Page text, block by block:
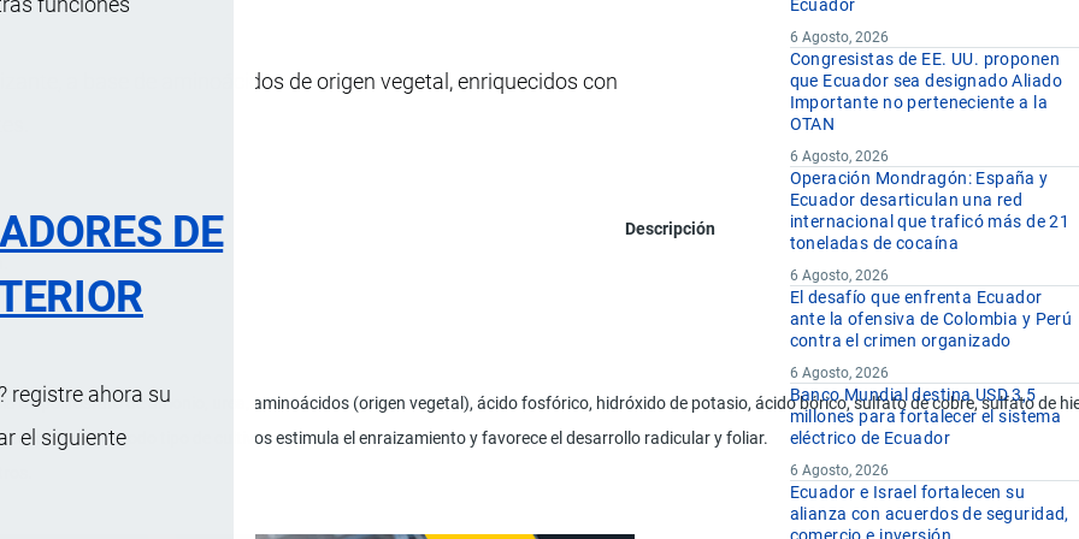
DE
registre ahora su
el siguiente
a base de aminoácidos de origen vegetal, enriquecidos con
Descripción
de polifosfato de amonio, urea, aminoácidos (origen vegetal), ácido fosfórico, hidróxido de potasio, ácido bórico, sulfato de cobre, sulfato de
para todo tipo de cultivos estimula el enraizamiento y favorece el desarrollo radicular y foliar.
Ecuador
6 Agosto, 2026
Congresistas de EE. UU. proponen
que Ecuador sea designado Aliado
Importante no perteneciente a la
OTAN
6 Agosto, 2026
Operación Mondragón: España y
Ecuador desarticulan una red
internacional que traficó más de 21
toneladas de cocaína
6 Agosto, 2026
El desafío que enfrenta Ecuador
ante la ofensiva de Colombia y Perú
contra el crimen organizado
6 Agosto, 2026
Banco Mundial destina USD 3,5
millones para fortalecer el sistema
eléctrico de Ecuador
6 Agosto, 2026
Ecuador e Israel fortalecen su
alianza con acuerdos de seguridad,